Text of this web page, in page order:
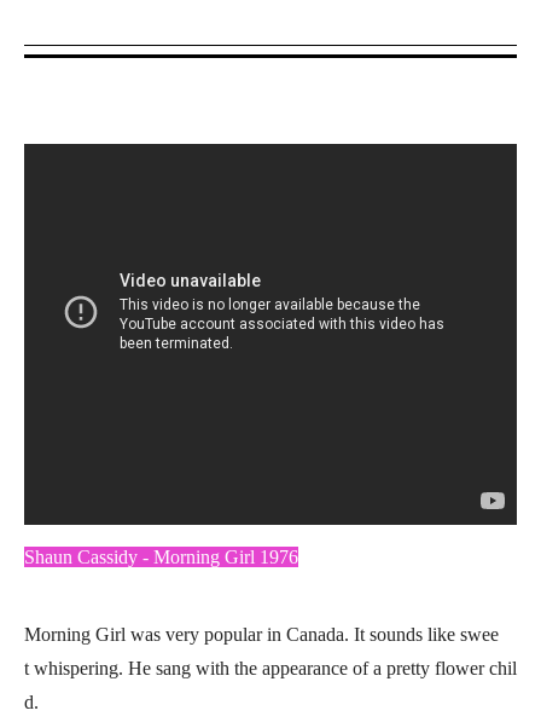
Shaun Cassidy - Morning Girl 1976
Morning Girl was very popular in Canada. It sounds like swee
t whispering. He sang with the appearance of a pretty flower chil
d.